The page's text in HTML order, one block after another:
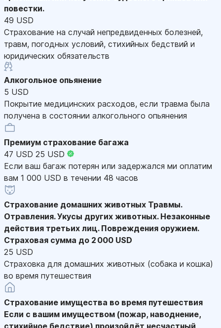
повестки.
49 USD
Страхование на случай непредвиденных болезней,
травм, погодных условий, стихийных бедствий и
юридических обязательств
Алкогольное опьянение
5 USD
Покрытие медицинских расходов, если травма была
получена в состоянии алкогольного опьянения
Премиум страхование багажа
47 USD 25 USD
Если ваш багаж потерян или задержался ми оплатим
вам 1 000 USD в течении 48 часов
Страхование домашних животных Травмы.
Отравления. Укусы других животных. Незаконные
действия третьих лиц. Повреждения оружием.
Страховая сумма до 2 000 USD
25 USD
Страховка для домашних животных (собака и кошка)
во время путешествия
Страхование имущества во время путешествия
Если с вашим имуществом (пожар, наводнение,
стихийное бедствие) произойдёт несчастный